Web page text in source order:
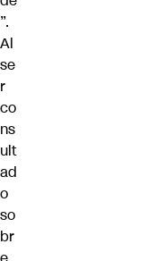
”.
Al
se
r
co
ns
ult
ad
o
so
br